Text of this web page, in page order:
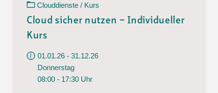
Clouddienste / Kurs
Cloud sicher nutzen – Individueller
Kurs
01.01.26 - 31.12.26
Donnerstag
08:00 - 17:30 Uhr